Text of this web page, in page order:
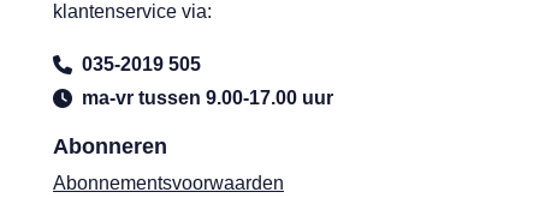
Abonneren
Abonnementsvoorwaarden
klantenservice via:
035-2019 505
ma-vr tussen 9.00-17.00 uur